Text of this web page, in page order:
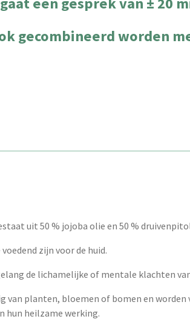
gecombineerd worden
uit 50 % jojoba olie en 50 %
zijn voor de huid.
de lichamelijke of mentale klachten
planten, bloemen of bomen en worden
hun heilzame werking.